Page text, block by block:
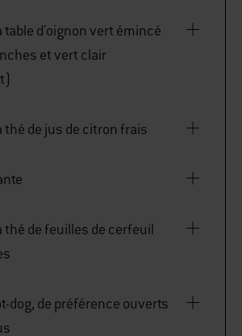
et vert clair
2 cuillères à thé de jus de citron frais